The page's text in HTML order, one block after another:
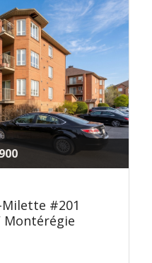
Milette #201